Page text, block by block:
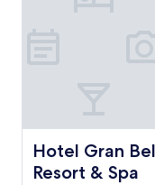
Hotel Gran
Resort & Spa
Hotel Gran